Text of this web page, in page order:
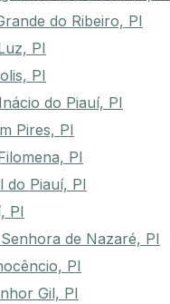
do Ribeiro, PI
PI
PI
do Piauí, PI
Pires, PI
PI
do Piauí, PI
PI
de Nazaré, PI
PI
Gil, PI